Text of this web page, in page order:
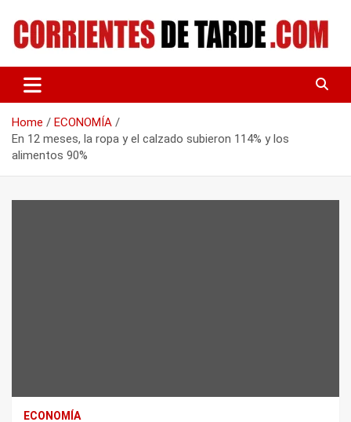
content
CORRIENTES DE TARDE
Home
ECONOMÍA
En 12 meses, la ropa y el calzado subieron 114% y los
alimentos 90%
ECONOMÍA